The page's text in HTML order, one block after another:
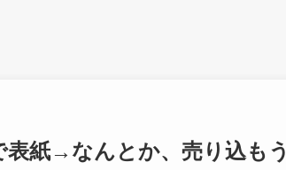
表紙→なんとか、売り込もう